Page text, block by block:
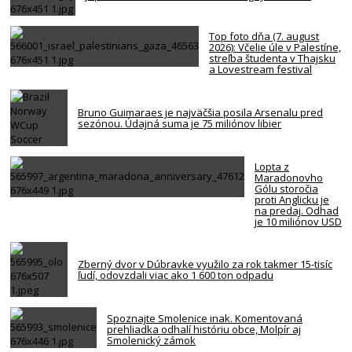
Top foto dňa (7. august
2026): Včelie úle v Palestíne,
streľba študenta v Thajsku
a Lovestream festival
Bruno Guimaraes je najväčšia posila Arsenalu pred
sezónou. Údajná suma je 75 miliónov libier
Lopta z
Maradonovho
Gólu storočia
proti Anglicku je
na predaj. Odhad
je 10 miliónov USD
Zberný dvor v Dúbravke využilo za rok takmer 15-tisíc
ľudí, odovzdali viac ako 1 600 ton odpadu
Spoznajte Smolenice inak. Komentovaná
prehliadka odhalí históriu obce, Molpír aj
Smolenický zámok